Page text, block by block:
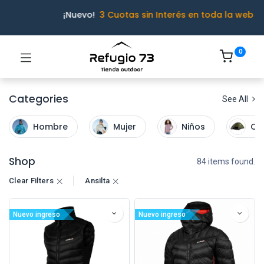
¡Nuevo! 3 Cuotas sin Interés en toda la web
0
Categories See All
Hombre Mujer Niños
Shop 84 items found.
Clear Filters Ansilta
Nuevo ingreso Nuevo ingreso
Ivo · Refugio 73